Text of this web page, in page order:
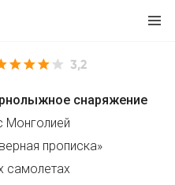
3,2
снаряжение
Монголией
прописка»
самолетах